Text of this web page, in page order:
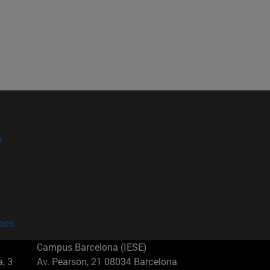
3
Campus Barcelona (IESE)
Av. Pearson, 21 08034 Barcelona